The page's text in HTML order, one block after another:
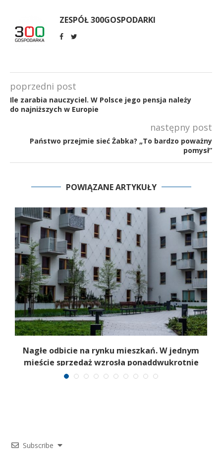
ZESPÓŁ 300GOSPODARKI
poprzedni post
Ile zarabia nauczyciel. W Polsce jego pensja należy
do najniższych w Europie
następny post
Państwo przejmie sieć Żabka? „To bardzo poważny
pomysł”
POWIĄZANE ARTYKUŁY
Nagłe odbicie na rynku mieszkań. W jednym
mieście sprzedaż wzrosła ponaddwukrotnie
Subscribe